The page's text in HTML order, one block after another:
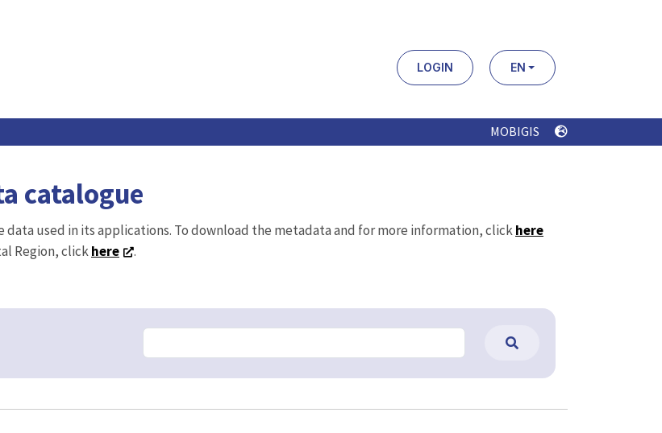
LOGIN EN
MOBIGIS
catalogue
data used in its applications. To download the metadata and for more information, clickhere
Region, clickhere .